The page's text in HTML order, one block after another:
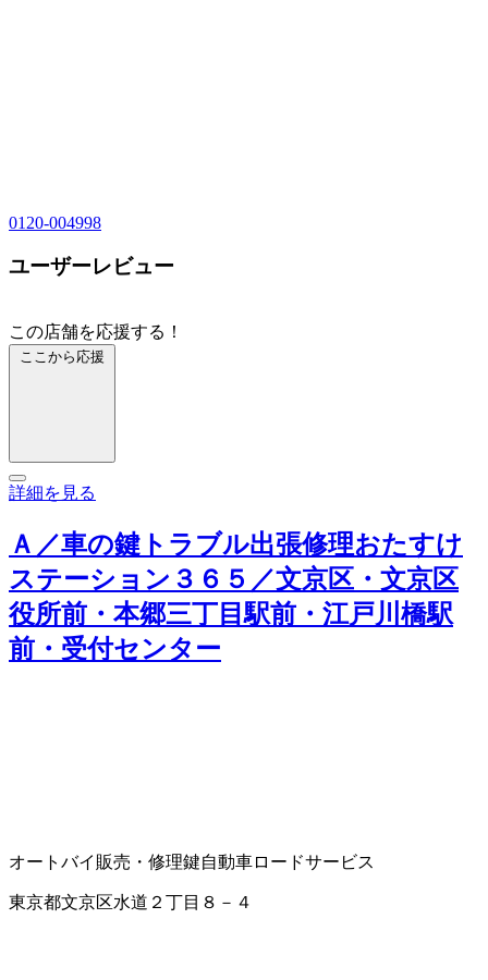
0120-004998
ユーザーレビュー
この店舗を応援する！
ここから応援
詳細を見る
Ａ／車の鍵トラブル出張修理おたすけ
ステーション３６５／文京区・文京区
役所前・本郷三丁目駅前・江戸川橋駅
前・受付センター
オートバイ販売・修理鍵自動車ロードサービス
東京都文京区水道２丁目８－４